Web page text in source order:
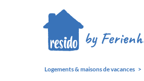
Logements & maisons de vacances